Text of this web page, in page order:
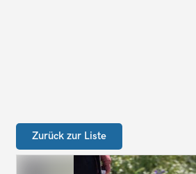
Zurück zur Liste